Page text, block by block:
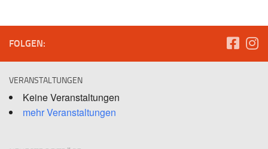
FOLGEN:
VERANSTALTUNGEN
Keine Veranstaltungen
mehr Veranstaltungen